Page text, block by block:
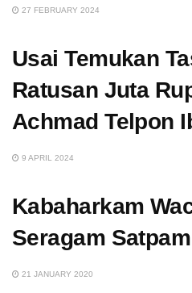
27 FEBRUARY 2024
Usai Temukan
Ratusan Juta
Achmad Telpon
9 APRIL 2024
Kabaharkam
Seragam
21 JANUARY 2020